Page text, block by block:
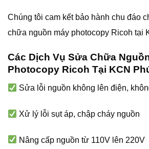
Chúng tôi cam kết bảo hành chu đáo
chữa nguồn máy photocopy Ricoh tại
Các Dịch Vụ Sửa Chữa
Photocopy Ricoh Tại KCN
Sửa lỗi nguồn không lên điện,
Xử lý lỗi sụt áp, chập cháy nguồn
Nâng cấp nguồn từ 110V lên 220V